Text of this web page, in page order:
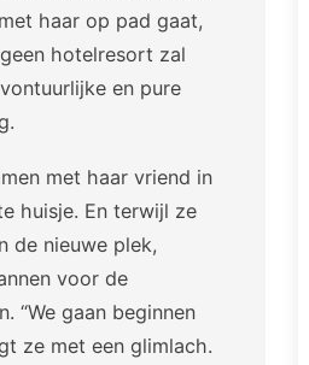
haar op pad gaat,
hotelresort zal
en pure
met haar vriend in
huisje. En terwijl ze
de nieuwe plek,
voor de
“We gaan beginnen
ze met een glimlach.